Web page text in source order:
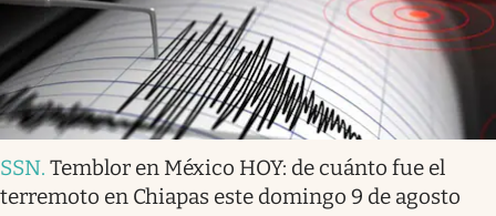
SSN. Temblor en México HOY: de cuánto fue el
terremoto en Chiapas este domingo 9 de agosto